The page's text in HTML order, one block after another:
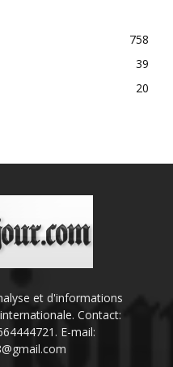
758
39
20
et d'informations
Contact:
E-mail: